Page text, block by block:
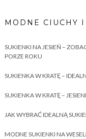
MODNE CIUCHY
SUKIENKI NA JESIEŃ –
PORZE ROKU
SUKIENKA W KRATĘ –
SUKIENKA W KRATĘ –
JAK WYBRAĆ IDEALNĄ
MODNE SUKIENKI NA